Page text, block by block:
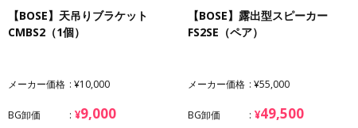
【BOSE】天吊りブラケット
CMBS2（1個）
メーカー価格 ¥10,000
BG卸価 ¥9,000
【BOSE】露出型スピーカー
FS2SE（ペア）
メーカー価格 ¥55,000
BG卸価 ¥49,500